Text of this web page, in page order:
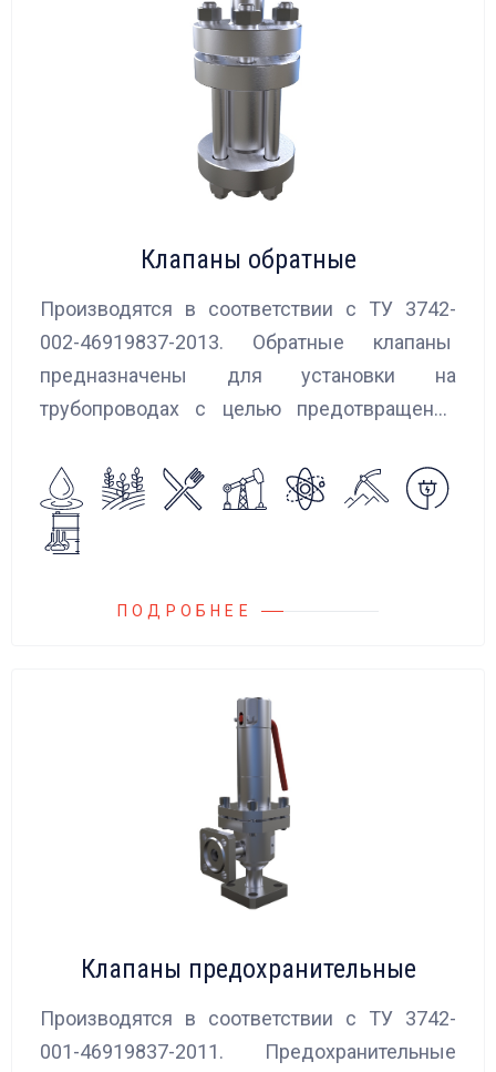
Клапаны обратные
Производятся в соответствии с ТУ 3742-
002-46919837-2013. Обратные клапаны
предназначены для установки на
трубопроводах с целью предотвращения
агрессивных жидкостей, эмульсий,
суспензий и пропуска их в прямом
направлении.
ПОДРОБНЕЕ
Клапаны предохранительные
Производятся в соответствии с ТУ 3742-
001-46919837-2011. Предохранительные